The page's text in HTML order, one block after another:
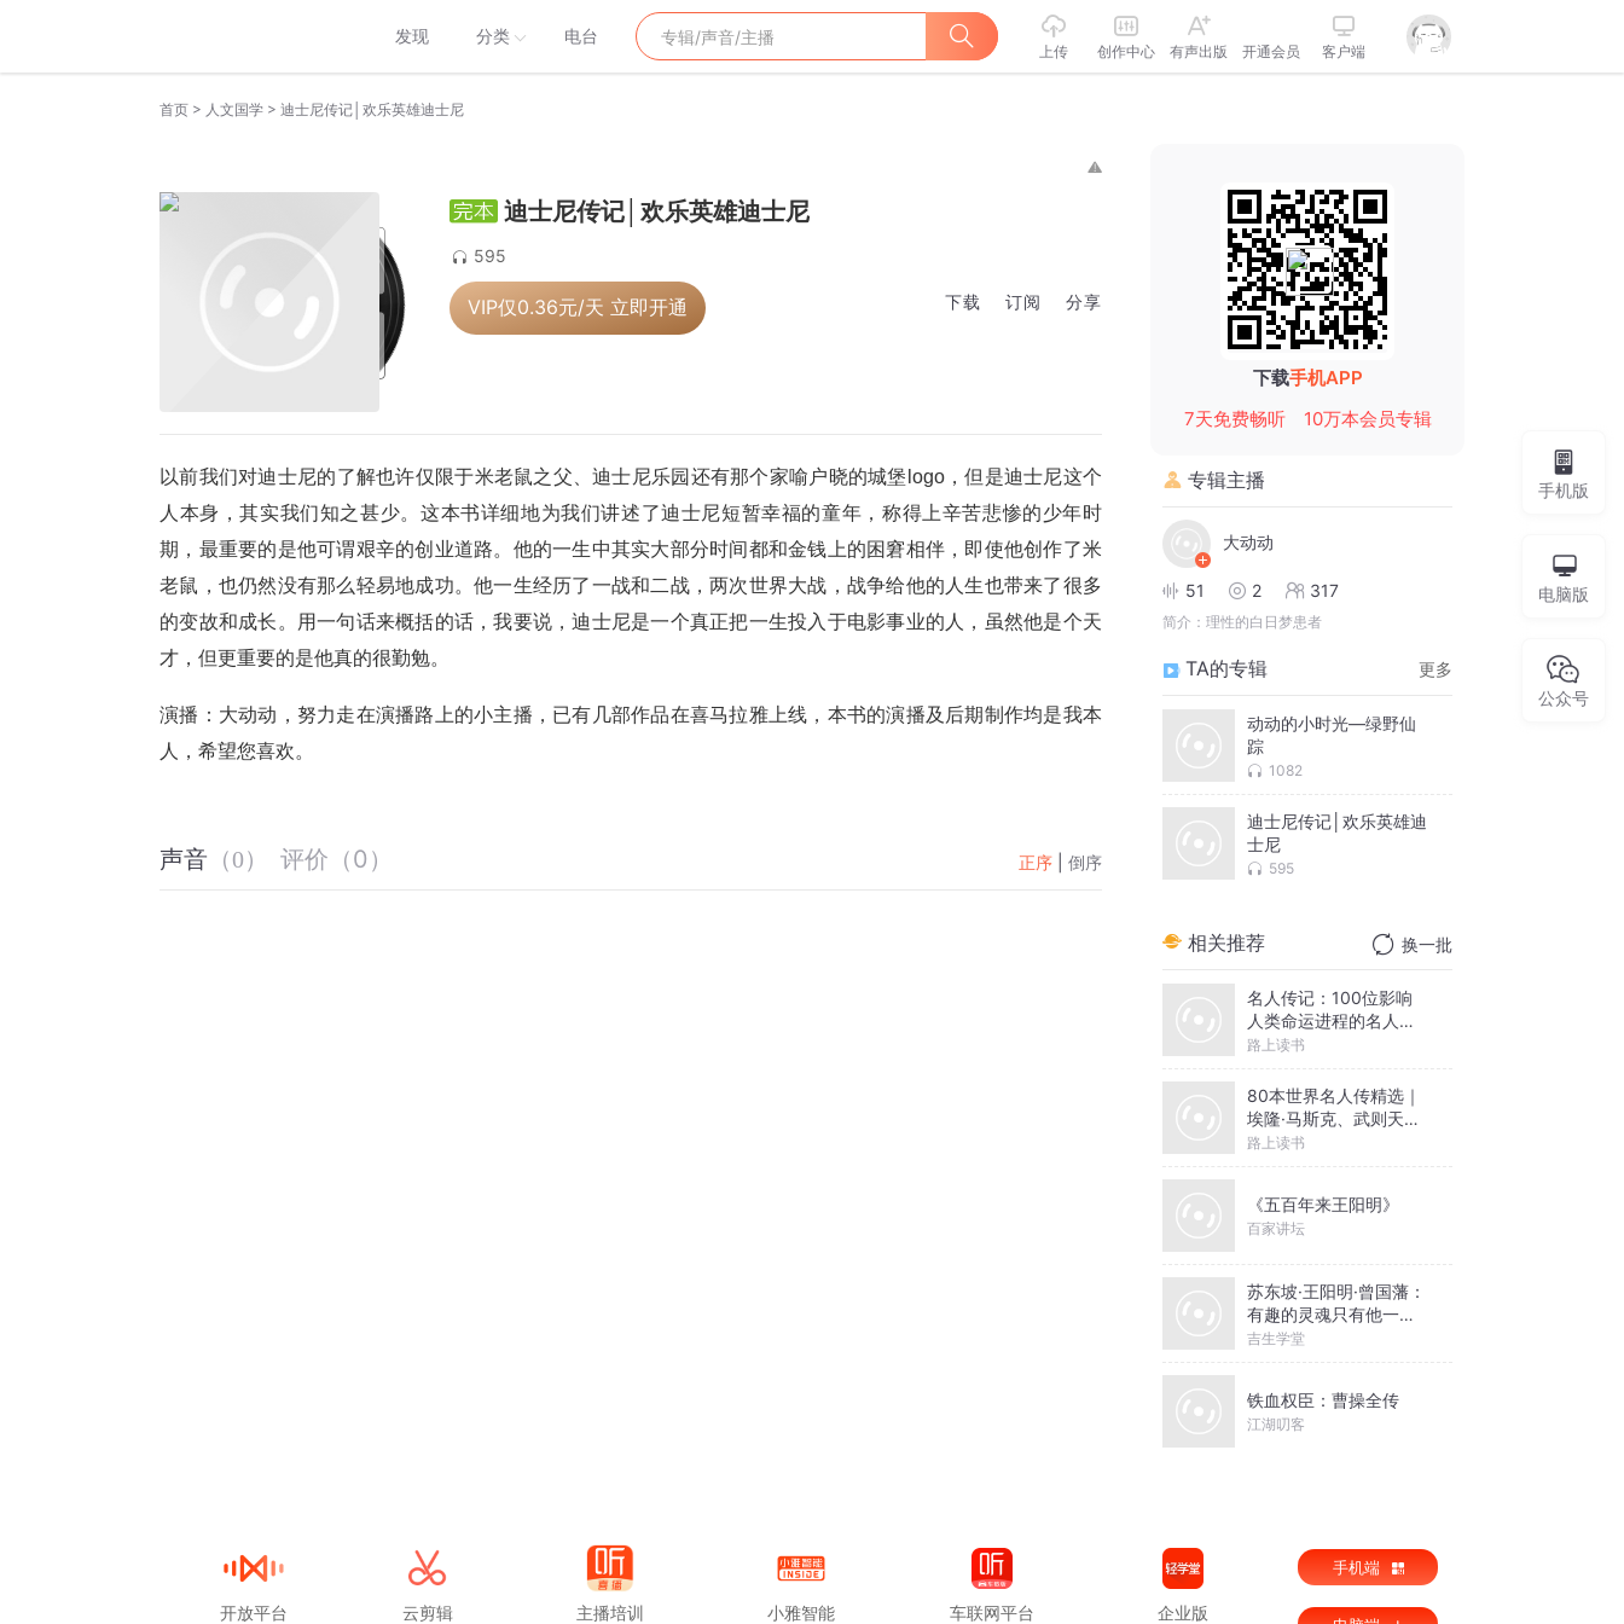
发现 分类 电台
上传 创作中心 有声出版 开通会员 客户端
首页 > 人文国学 > 迪士尼传记│欢乐英雄迪士尼
迪士尼传记│欢乐英雄迪士尼
595
VIP仅0.36元/天 立即开通 下载 订阅 分享
以前我们对迪士尼的了解也许仅限于米老鼠之父、迪士尼乐园还有那个家喻户晓的城堡logo，但是迪士尼这个
人本身，其实我们知之甚少。这本书详细地为我们讲述了迪士尼短暂幸福的童年，称得上辛苦悲惨的少年时
期，最重要的是他可谓艰辛的创业道路。他的一生中其实大部分时间都和金钱上的困窘相伴，即使他创作了米
老鼠，也仍然没有那么轻易地成功。他一生经历了一战和二战，两次世界大战，战争给他的人生也带来了很多
的变故和成长。用一句话来概括的话，我要说，迪士尼是一个真正把一生投入于电影事业的人，虽然他是个天
才，但更重要的是他真的很勤勉。
演播：大动动，努力走在演播路上的小主播，已有几部作品在喜马拉雅上线，本书的演播及后期制作均是我本
人，希望您喜欢。
声音 （0） 评价 （0 ） 正序 倒序
下载手机APP
7天免费畅听
10万本会员专辑
专辑主播
大动动
51 2 317
简介： 理性的白日梦患者
TA的专辑 更多
动动的小时光—绿野仙
踪
1082
迪士尼传记│欢乐英雄迪
士尼
595
相关推荐 换一批
名人传记：100位影响
人类命运进程的名人故
事
路上读书
80本世界名人传精选｜
埃隆·马斯克、武则天、
孔子等
路上读书
《五百年来王阳明》
百家讲坛
苏东坡·王阳明·曾国藩：
有趣的灵魂只有他一个|
庄子
吉生学堂
铁血权臣：曹操全传
江湖叨客
手机版
电脑版
公众号
开放平台 云剪辑 主播培训 小雅智能 车联网平台 企业版
手机端